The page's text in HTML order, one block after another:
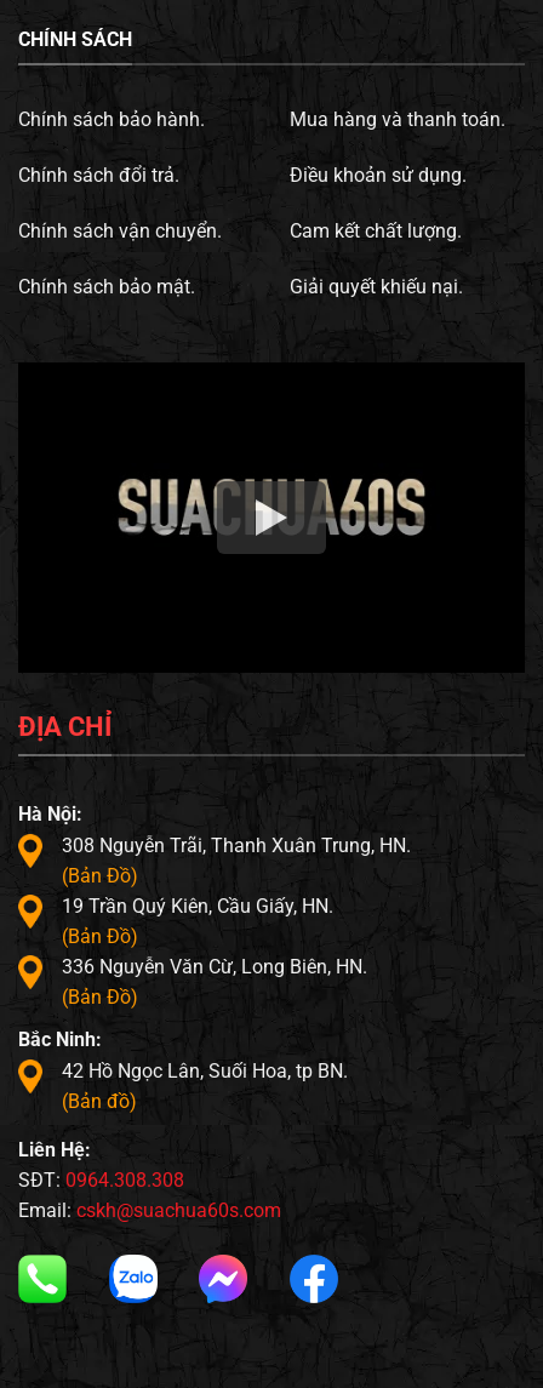
CHÍNH SÁCH
Chính sách bảo hành.
Chính sách đổi trả.
Chính sách vận chuyển.
Chính sách bảo mật.
Mua hàng và thanh toán.
Điều khoản sử dụng.
Cam kết chất lượng.
Giải quyết khiếu nại.
ĐỊA CHỈ
Hà Nội:
308 Nguyễn Trãi, Thanh Xuân Trung, HN.
(Bản Đồ)
19 Trần Quý Kiên, Cầu Giấy, HN.
(Bản Đồ)
336 Nguyễn Văn Cừ, Long Biên, HN.
(Bản Đồ)
Bắc Ninh:
42 Hồ Ngọc Lân, Suối Hoa, tp BN.
(Bản đồ)
Liên Hệ:
SĐT: 0964.308.308
Email: cskh@suachua60s.com